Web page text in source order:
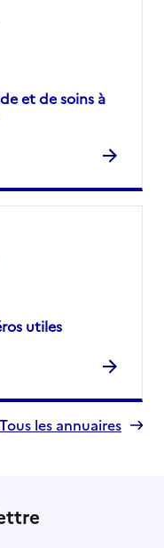
et de soins à
utiles
Tous les annuaires